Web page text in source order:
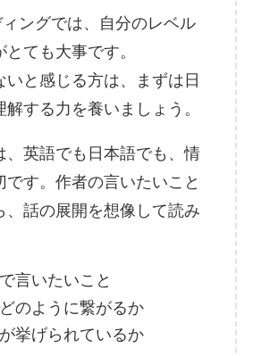
ングでは、自分のレベル
ても大事です。
いと感じる方は、まずは日
する力を養いましょう。
、英語でも日本語でも、情
です。作者の言いたいこと
、話の展開を想像して読み
言いたいこと
のように繋がるか
挙げられているか